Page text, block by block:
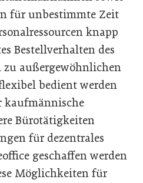
für unbestimmte Zeit
knapp
Bestellverhalten des
außergewöhnlichen
bedient werden
kaufmännische
Bürotätigkeiten
für dezentrales
geschaffen werden
Möglichkeiten für